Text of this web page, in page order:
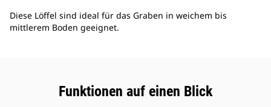
Diese Löffel sind ideal für das Graben in weichem bis
mittlerem Boden geeignet.
Funktionen auf einen Blick